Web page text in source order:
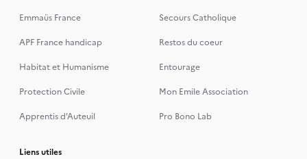
Emmaüs France
Secours Catholique
APF France handicap
Restos du coeur
Habitat et Humanisme
Entourage
Protection Civile
Mon Emile Association
Apprentis d’Auteuil
Pro Bono Lab
Liens utiles